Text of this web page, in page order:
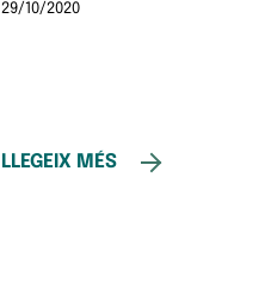
29/10/2020
LLEGEIX MÉS